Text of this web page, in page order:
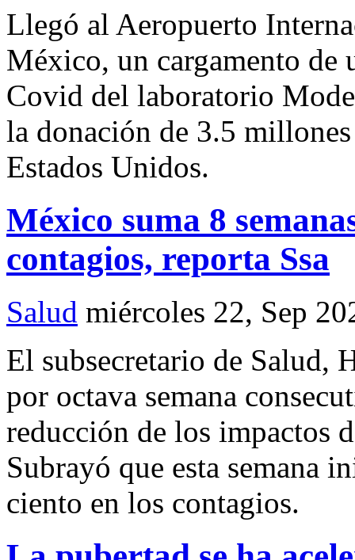
Llegó al Aeropuerto
México, un cargamento
Covid del laboratorio
la donación de 3.5
Estados Unidos.
México suma 8
contagios, reporta Ssa
Salud miércoles 22, Sep
El subsecretario de Salud,
por octava semana
reducción de los impactos
Subrayó que esta semana
ciento en los contagios.